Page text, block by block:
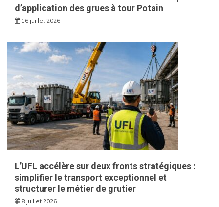
d’application des grues à tour Potain
16 juillet 2026
L’UFL accélère sur deux fronts stratégiques :
simplifier le transport exceptionnel et
structurer le métier de grutier
8 juillet 2026